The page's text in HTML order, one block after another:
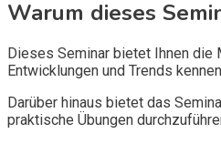
Warum dieses
Dieses Seminar bietet Ihnen die
Entwicklungen und Trends
Darüber hinaus bietet das
praktische Übungen